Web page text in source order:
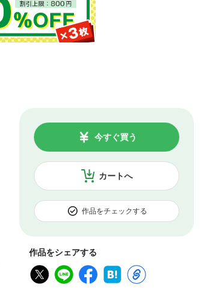
カートへ
今すぐ買う
作品をチェックする
作品をシェアする